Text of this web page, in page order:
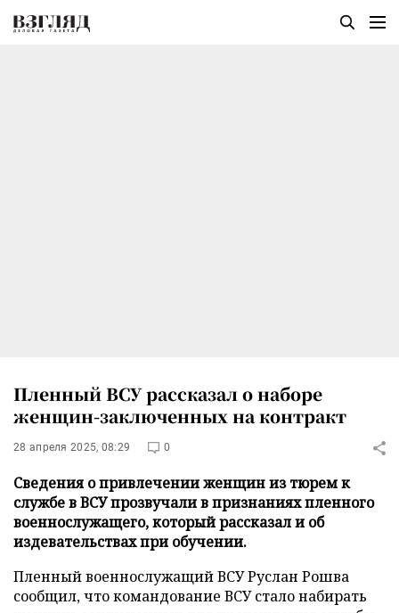
Пленный ВСУ рассказал о наборе
женщин-заключенных на контракт
28 апреля 2025, 08:29 0
Сведения о привлечении женщин из тюрем к
службе в ВСУ прозвучали в признаниях пленного
военнослужащего, который рассказал и об
издевательствах при обучении.
Пленный военнослужащий ВСУ Руслан Рошва
сообщил, что командование ВСУ стало набирать